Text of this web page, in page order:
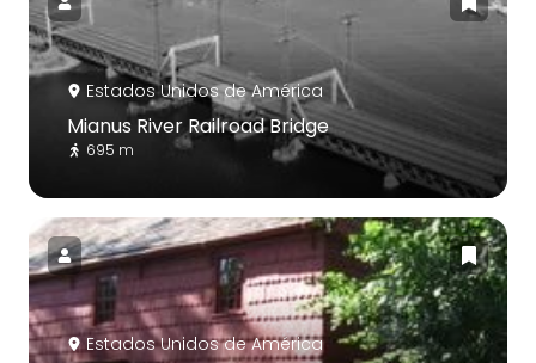
Estados Unidos de América
Mianus River Railroad Bridge
695 m
Estados Unidos de América